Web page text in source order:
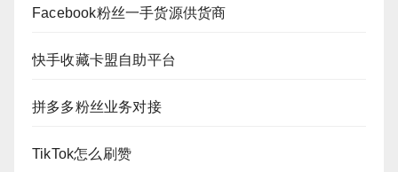
Facebook粉丝一手货源供货商
快手收藏卡盟自助平台
拼多多粉丝业务对接
TikTok怎么刷赞